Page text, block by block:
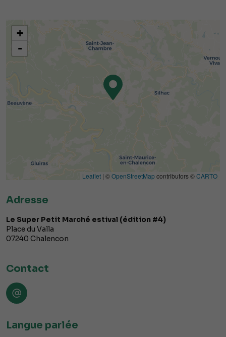
+
-
Leaflet | ©OpenStreetMapcontributors ©CARTO
Adresse
Le Super Petit Marché estival (édition #4)
Place du Valla
07240 Chalencon
Contact
Langue parlée